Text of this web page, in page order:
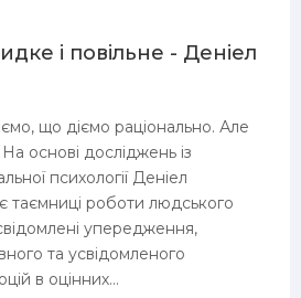
і повільне - Деніел
що діємо раціонально. Але
основі досліджень із
психології Деніел
таємниці роботи людського
упередження,
та усвідомленого
в оцінних...